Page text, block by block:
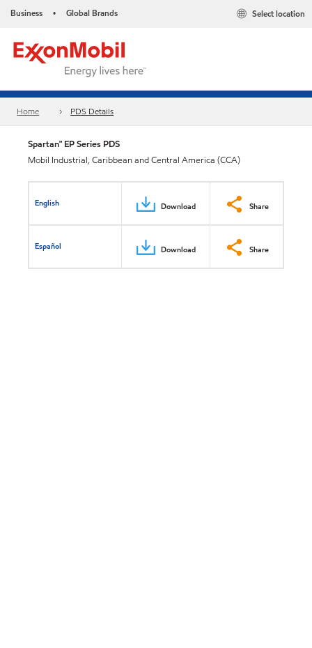
Business • Global Brands Select location
Home PDS Details
Spartan™ EP Series PDS
Mobil Industrial, Caribbean and Central America (CCA)
English Download Share
Español Download Share